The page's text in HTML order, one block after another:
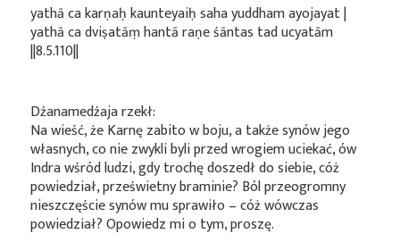
yathā ca karṇaḥ kaunteyaiḥ saha yuddham ayojayat |
yathā ca dviṣatāṃ hantā raṇe śāntas tad ucyatām
||8.5.110||
Dźanamedźaja rzekł:
Na wieść, że Karnę zabito w boju, a także synów jego
własnych, co nie zwykli byli przed wrogiem uciekać, ów
Indra wśród ludzi, gdy trochę doszedł do siebie, cóż
powiedział, prześwietny braminie? Ból przeogromny
nieszczęście synów mu sprawiło – cóż wówczas
powiedział? Opowiedz mi o tym, proszę.